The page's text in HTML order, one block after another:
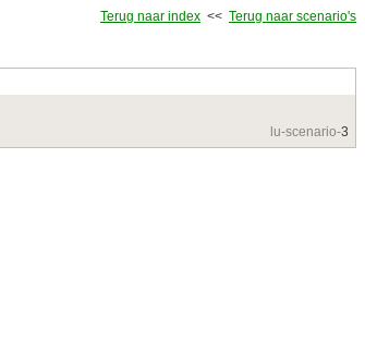
Terug naar index << Terug naar scenario's
lu-scenario-3